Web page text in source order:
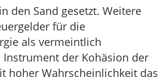
den Sand gesetzt. Weitere
für die
als vermeintlich
der Kohäsion der
hoher Wahrscheinlichkeit das